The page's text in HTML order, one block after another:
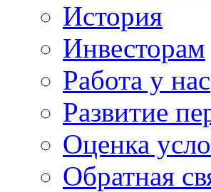
История
Инвесторам
Работа у нас
Развитие
Оценка
Обратная